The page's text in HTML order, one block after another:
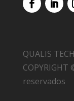
QUALIS
reservados